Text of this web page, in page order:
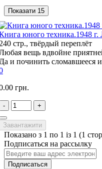
Показати 15
юного техника.1948 г.
стр., твёрдый переплёт
вещь вдвойне
и починить сломавшееся
грн.
- +
Завантажити
Показано з 1 по 1 із 1 (1
Подписаться на рассылку
Подписаться